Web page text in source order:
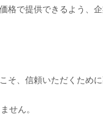
格で提供できるよう、
そ、信頼いただくため
せん。